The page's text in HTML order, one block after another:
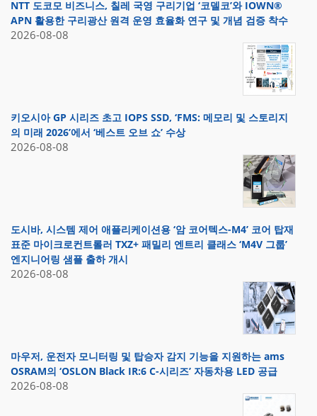
NTT 도코모 비즈니스, 칠레 국영 구리기업 ‘코델코’와 IOWN®
APN 활용한 구리광산 원격 운영 효율화 연구 및 개념 검증 착수
2026-08-08
키오시아 GP 시리즈 초고 IOPS SSD, ‘FMS: 메모리 및 스토리지
의 미래 2026’에서 ‘베스트 오브 쇼’ 수상
2026-08-08
도시바, 시스템 제어 애플리케이션용 ‘암 코어텍스-M4’ 코어 탑재
표준 마이크로컨트롤러 TXZ+ 패밀리 엔트리 클래스 ‘M4V 그룹’
엔지니어링 샘플 출하 개시
2026-08-08
마우저, 운전자 모니터링 및 탑승자 감지 기능을 지원하는 ams
OSRAM의 ‘OSLON Black IR:6 C-시리즈’ 자동차용 LED 공급
2026-08-08